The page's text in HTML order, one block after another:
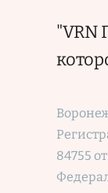
"VRN
84755